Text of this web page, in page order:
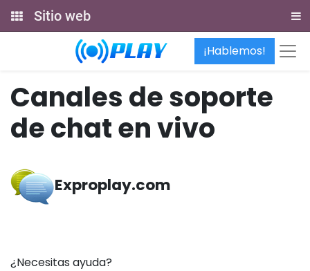
Sitio web
¡Hablemos!
Canales de soporte
de chat en vivo
Exproplay.com
¿Necesitas ayuda?